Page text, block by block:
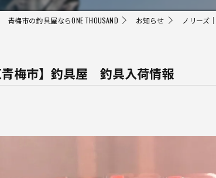
メンテ
青梅市の釣具屋ならONE THOUSAND お知らせ ノリーズ
青梅市】釣具屋 釣具入荷情報